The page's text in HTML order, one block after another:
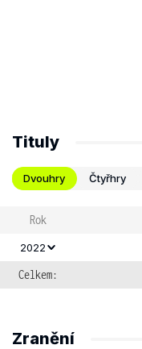
Tituly
Dvouhry Čtyřhry
Rok
2022
Celkem:
Zranění